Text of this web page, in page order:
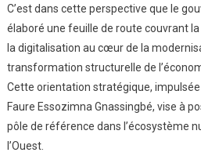
C’est dans cette perspective que le
élaboré une feuille de route couvrant
la digitalisation au cœur de la
transformation structurelle de
Cette orientation stratégique, impulsée
Faure Essozimna Gnassingbé, vise à
pôle de référence dans l’écosystème
l’Ouest.